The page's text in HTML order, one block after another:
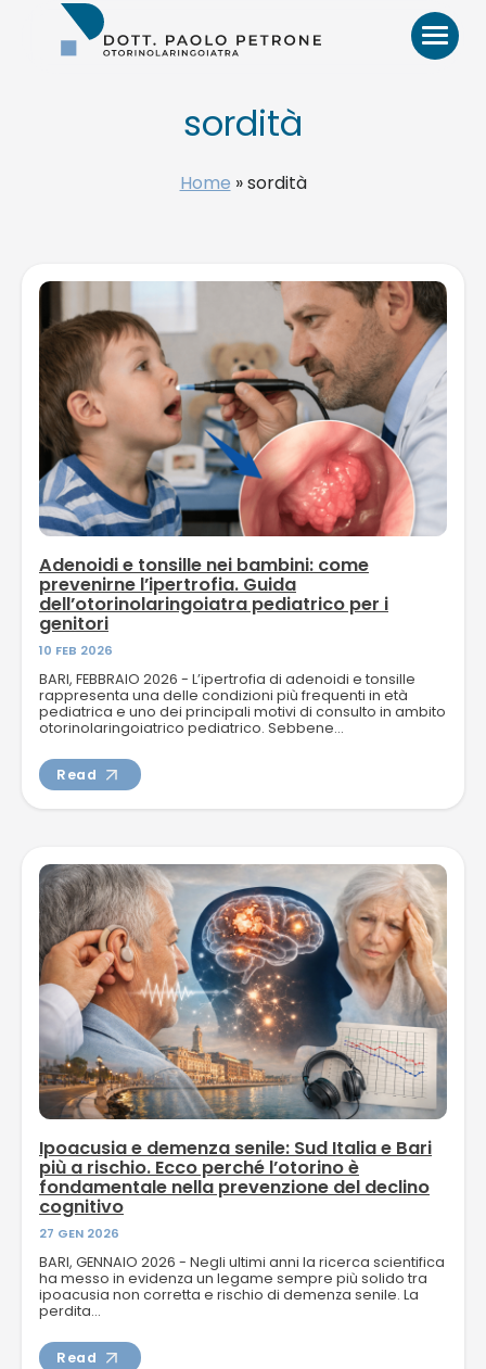
Otorino
HOME
RECENSIONI
PATOLOGIE E TRATTAMENTI
NEWS
TELEFONO E CONTATTI
sordità
Home »sordità
Adenoidi e tonsille nei bambini: come
prevenirne l’ipertrofia. Guida
dell’otorinolaringoiatra pediatrico per i
genitori
10 FEB 2026
BARI, FEBBRAIO 2026 - L’ipertrofia di adenoidi e tonsille
rappresenta una delle condizioni più frequenti in età
pediatrica e uno dei principali motivi di consulto in ambito
otorinolaringoiatrico pediatrico. Sebbene...
Read
Ipoacusia e demenza senile: Sud Italia e Bari
più a rischio. Ecco perché l’otorino è
fondamentale nella prevenzione del declino
cognitivo
27 GEN 2026
BARI, GENNAIO 2026 - Negli ultimi anni la ricerca scientifica
ha messo in evidenza un legame sempre più solido tra
ipoacusia non corretta e rischio di demenza senile. La
perdita...
Read